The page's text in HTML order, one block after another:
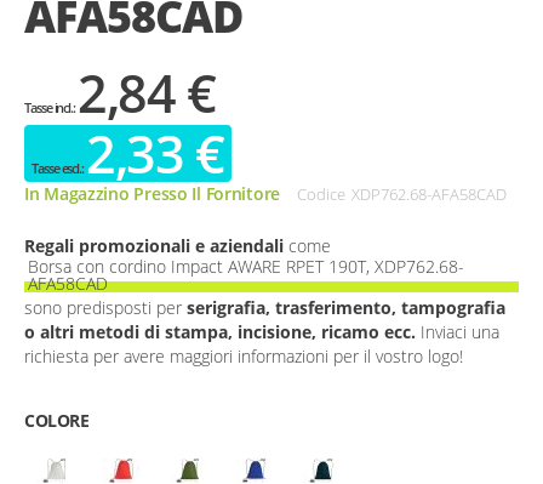
AFA58CAD
2,84 €
2,33 €
In Magazzino Presso Il Fornitore Codice XDP762.68-AFA58CAD
Regali promozionali e aziendali come
Borsa con cordino Impact AWARE RPET 190T, XDP762.68-
AFA58CAD
sono predisposti per serigrafia, trasferimento, tampografia
o altri metodi di stampa, incisione, ricamo ecc. Inviaci una
richiesta per avere maggiori informazioni per il vostro logo!
COLORE